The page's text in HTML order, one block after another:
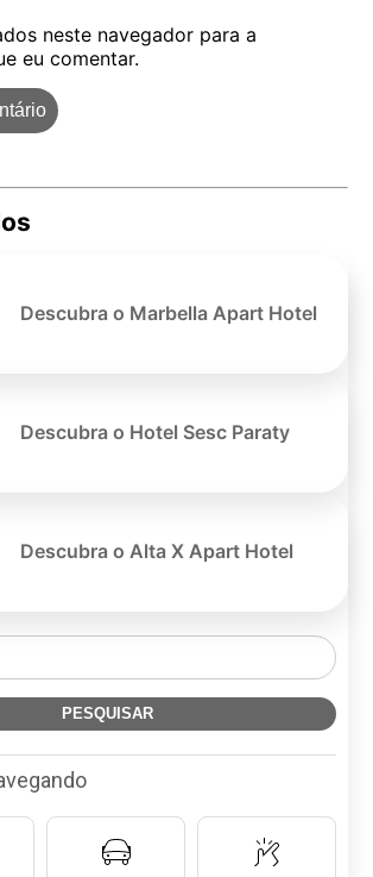
neste navegador para a
eu comentar.
Descubra o Marbella Apart Hotel
Descubra o Hotel Sesc Paraty
Descubra o Alta X Apart Hotel